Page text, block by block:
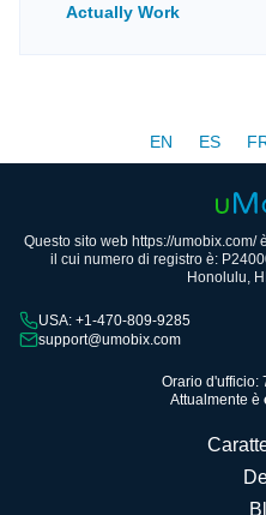
Actually Work
EN
ES
Questo sito web https://umobix.com/
il cui numero di registro è:
Honolulu,
USA: +1-470-809-9285
support@umobix.com
Orario d'ufficio:
Attualmente è